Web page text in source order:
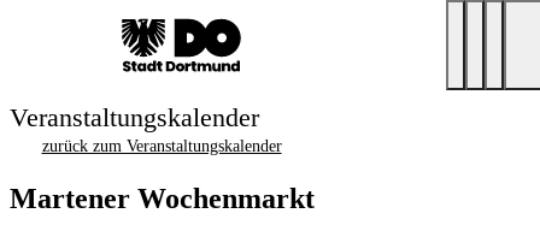
Veranstaltungskalender
zurück zum Veranstaltungskalender
Martener Wochenmarkt